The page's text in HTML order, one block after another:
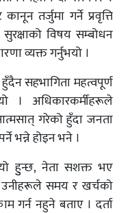
तर्जुमा गर्ने प्रवृत्ति
विषय सम्बोधन
व्यक्त गर्नुभयो ।
सहभागिता महत्वपूर्ण
। अधिकारकर्मीहरूले
गरेको हुँदा जनता
भन्ने होइन भने ।
हुुन्छ, नेता सशक्त भए
उनीहरूले समय र खर्चको
गर्न नहुने बताए । दर्ता